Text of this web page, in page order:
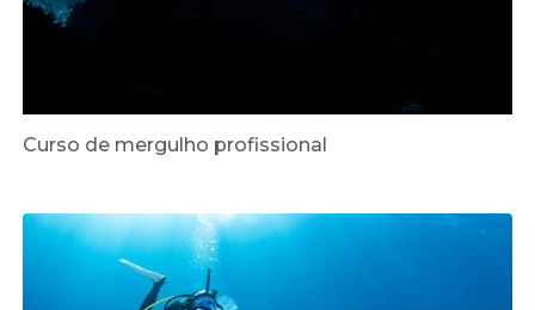
Curso de mergulho profissional